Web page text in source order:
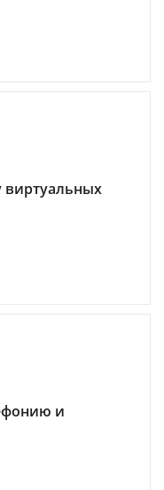
виртуальных
и